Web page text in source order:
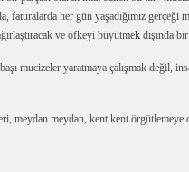
faturalarda her gün yaşadığımız gerçeği
ve öfkeyi büyütmek dışında
mucizeler yaratmaya çalışmak değil,
meydan meydan, kent kent örgütlemeye